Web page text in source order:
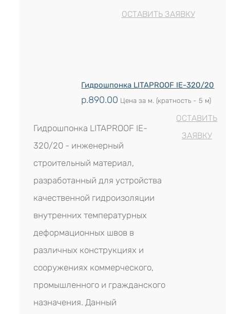
ОСТАВИТЬ ЗАЯВКУ
Гидрошпонка LITAPROOF IE-320/20
р.890.00 Цена за м. (кратность - 5 м)
Гидрошпонка LITAPROOF IE-
320/20 - инженерный
строительный материал,
разработанный для устройства
качественной гидроизоляции
внутренних температурных
деформационных швов в
различных конструкциях и
сооружениях коммерческого,
промышленного и гражданского
назначения. Данный
ОСТАВИТЬ
ЗАЯВКУ